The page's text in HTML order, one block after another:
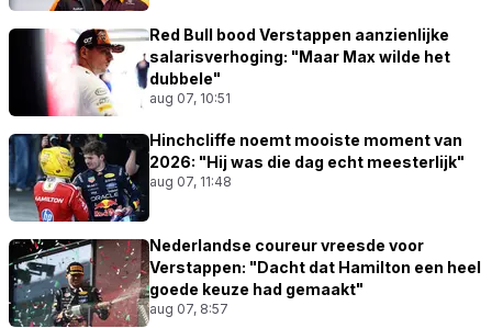
Red Bull bood Verstappen aanzienlijke
salarisverhoging: "Maar Max wilde het
dubbele"
aug 07, 10:51
Hinchcliffe noemt mooiste moment van
2026: "Hij was die dag echt meesterlijk"
aug 07, 11:48
Nederlandse coureur vreesde voor
Verstappen: "Dacht dat Hamilton een heel
goede keuze had gemaakt"
aug 07, 8:57